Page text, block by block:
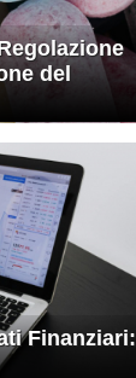
del
Finanziari: